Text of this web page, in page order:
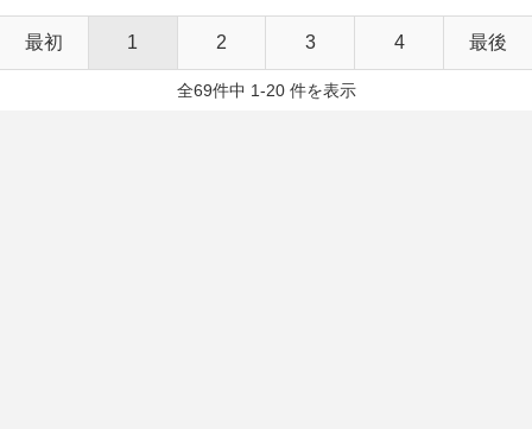
最初 1 2 3 4 最後
全69件中 1-20 件を表示